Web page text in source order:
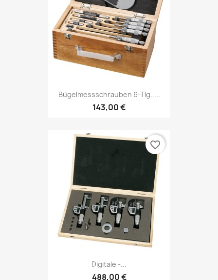
Bügelmessschrauben 6-Tlg.,...
143,00 €
Digitale -...
488,00 €
favorite_border